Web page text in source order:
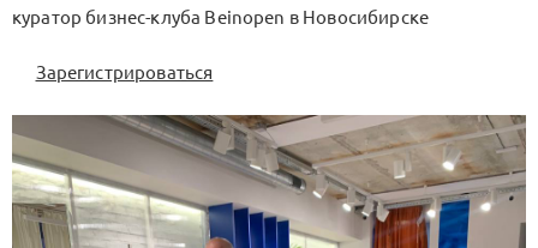
куратор бизнес-клуба Beinopen в Новосибирске
Зарегистрироваться